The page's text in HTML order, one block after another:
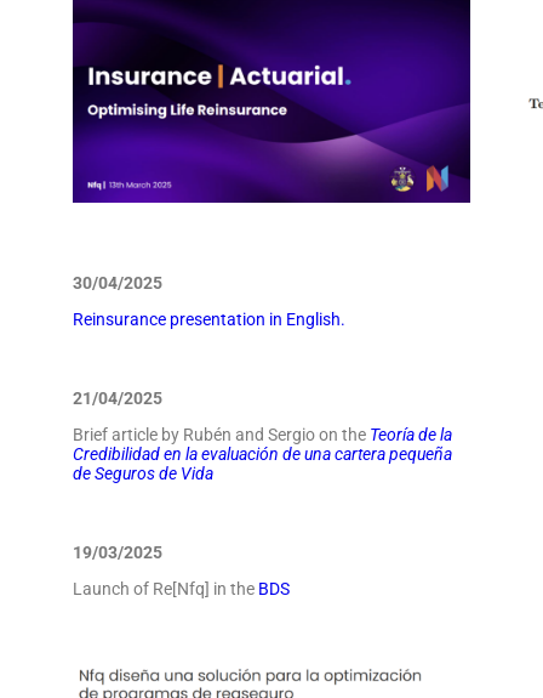
30/04/2025
Reinsurance presentation in English.
21/04/2025
Brief article by Rubén and Sergio on the Teoría de la
Credibilidad en la evaluación de una cartera pequeña
de Seguros de Vida
19/03/2025
Launch of Re[Nfq] in the BDS